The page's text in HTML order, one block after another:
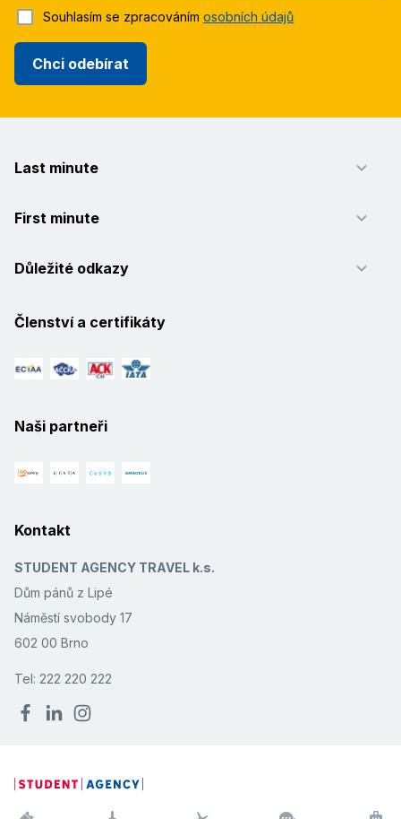
Chci odebírat
Souhlasím se zpracováním osobních údajů
Last minute
First minute
Důležité odkazy
Členství a certifikáty
Naši partneři
Kontakt
STUDENT AGENCY TRAVEL k.s.
Dům pánů z Lipé
Náměstí svobody 17
602 00 Brno
Tel: 222 220 222